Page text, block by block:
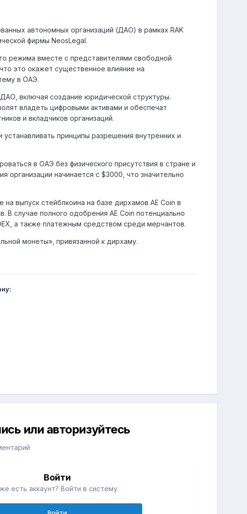
автономных организаций (ДАО) в рамках RAK
фирмы NeosLegal.
режима вместе с представителями свободной
это окажет существенное влияние на
в ОАЭ.
включая создание юридической структуры.
владеть цифровыми активами и обеспечат
и вкладчиков организаций.
принципы разрешения внутренних и
в ОАЭ без физического присутствия в стране и
организации начинается с $3000, что значительно
выпуск стейблкоина на базе дирхамов AE Coin в
случае полного одобрения AE Coin потенциально
а также платежным средством среди мерчантов.
монеты», привязанной к дирхаму.
или авторизуйтесь
Войти
есть аккаунт? Войти в систему.